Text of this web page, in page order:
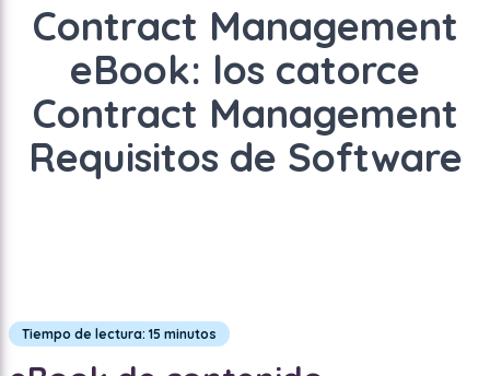
Contract Management
eBook: los catorce
Contract Management
Requisitos de Software
Tiempo de lectura: 15 minutos